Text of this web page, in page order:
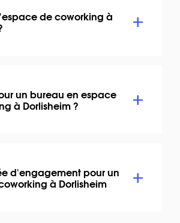
de coworking à
un bureau en espace
à Dorlisheim ?
d'engagement pour un
à Dorlisheim